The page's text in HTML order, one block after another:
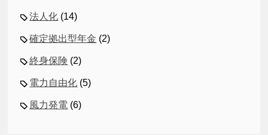
法人化 (14)
確定拠出型年金 (2)
終身保険 (2)
電力自由化 (5)
風力発電 (6)